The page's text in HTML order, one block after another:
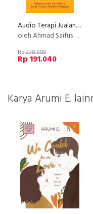
Audio Terapi Jualan Laris
oleh Ahmad Saifus Salam
Rp 238.800
Rp 191.040
Karya Arumi E.